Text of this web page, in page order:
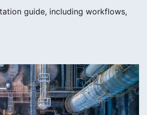
guide, including workflows,